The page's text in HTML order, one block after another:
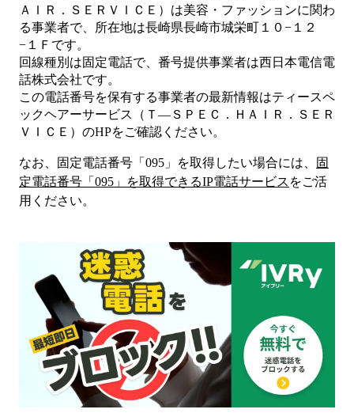
ＡＩＲ．ＳＥＲＶＩＣＥ）は美容・ファッションに関わ
る事業者で、所在地は長崎県長崎市城栄町１０−１２
−１Ｆ です。
回線種別は固定電話で、番号提供事業者は西日本電信電
話株式会社です。
この電話番号を保有する事業者の最新情報はティースペ
ックヘアーサービス（Ｔ—ＳＰＥＣ．ＨＡＩＲ．ＳＥＲ
ＶＩＣＥ） のHPをご確認ください。
なお、固定電話番号「 095 」を取得したい場合には、
固
定電話番号「 095 」を取得できるIP電話サービス をご活
用ください。